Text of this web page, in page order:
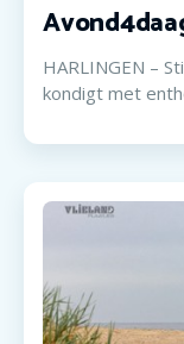
HARLINGEN –
kondigt met